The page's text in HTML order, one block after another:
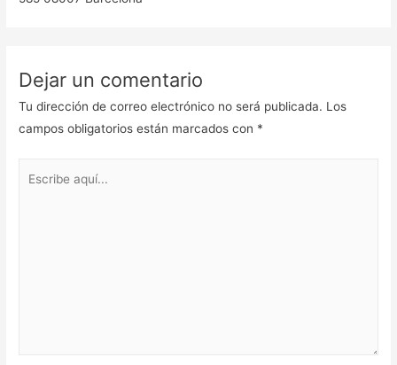
Dejar un comentario
Tu dirección de correo electrónico no será publicada. Los
campos obligatorios están marcados con *